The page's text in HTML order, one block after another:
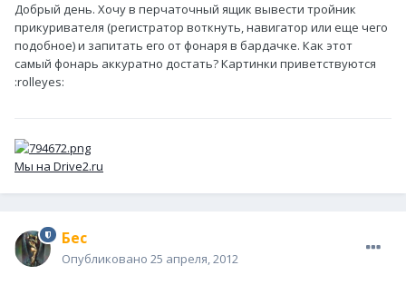
Добрый день. Хочу в перчаточный ящик вывести тройник
прикуривателя (регистратор воткнуть, навигатор или еще чего
подобное) и запитать его от фонаря в бардачке. Как этот
самый фонарь аккуратно достать? Картинки приветствуются
:rolleyes:
Мы на Drive2.ru
Бес
Опубликовано 25 апреля, 2012